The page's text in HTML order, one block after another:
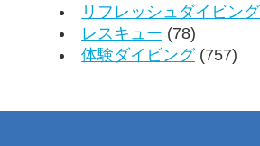
リフレッシュダイビング
レスキュー (78)
体験ダイビング(757)